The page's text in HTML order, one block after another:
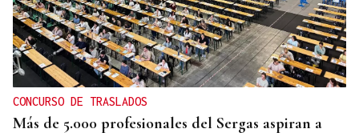
CONCURSO DE TRASLADOS
Más de 5.000 profesionales del Sergas aspiran a